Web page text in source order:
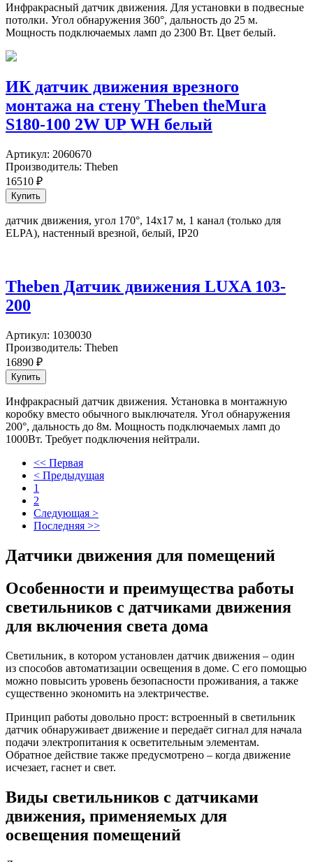
Инфракрасный датчик движения. Для установки в подвесные
потолки. Угол обнаружения 360°, дальность до 25 м.
Мощность подключаемых ламп до 2300 Вт. Цвет белый.
ИК датчик движения врезного
монтажа на стену Theben theMura
S180-100 2W UP WH белый
Артикул: 2060670
Производитель: Theben
16510 ₽
датчик движения, угол 170°, 14х17 м, 1 канал (только для
ELPA), настенный врезной, белый, IP20
Theben Датчик движения LUXA 103-
200
Артикул: 1030030
Производитель: Theben
16890 ₽
Инфракрасный датчик движения. Установка в монтажную
коробку вместо обычного выключателя. Угол обнаружения
200°, дальность до 8м. Мощность подключаемых ламп до
1000Вт. Требует подключения нейтрали.
<< Первая
< Предыдущая
1
2
Следующая >
Последняя >>
Датчики движения для помещений
Особенности и преимущества работы
светильников с датчиками движения
для включения света дома
Светильник, в котором установлен датчик движения – один
из способов автоматизации освещения в доме. С его помощью
можно повысить уровень безопасности проживания, а также
существенно экономить на электричестве.
Принцип работы довольно прост: встроенный в светильник
датчик обнаруживает движение и передаёт сигнал для начала
подачи электропитания к осветительным элементам.
Обратное действие также предусмотрено – когда движение
исчезает, гаснет и свет.
Виды светильников с датчиками
движения, применяемых для
освещения помещений